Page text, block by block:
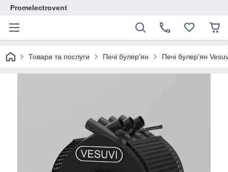
Promelectrovent
Товари та послуги Печі булер'ян Печі булер'ян